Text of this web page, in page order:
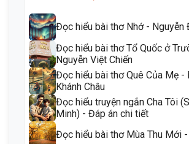
Đọc hiểu bài thơ Nhớ - Nguyễn
Đọc hiểu bài thơ Tổ Quốc ở
Nguyễn Việt Chiến
Đọc hiểu bài thơ Quê Của Mẹ -
Khánh Châu
Đọc hiểu truyện ngắn Cha Tôi
Minh) - Đáp án chi tiết
Đọc hiểu bài thơ Mùa Thu Mới